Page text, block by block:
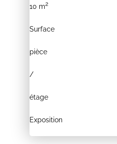
10 m2
Surface
pièce
/
étage
Exposition